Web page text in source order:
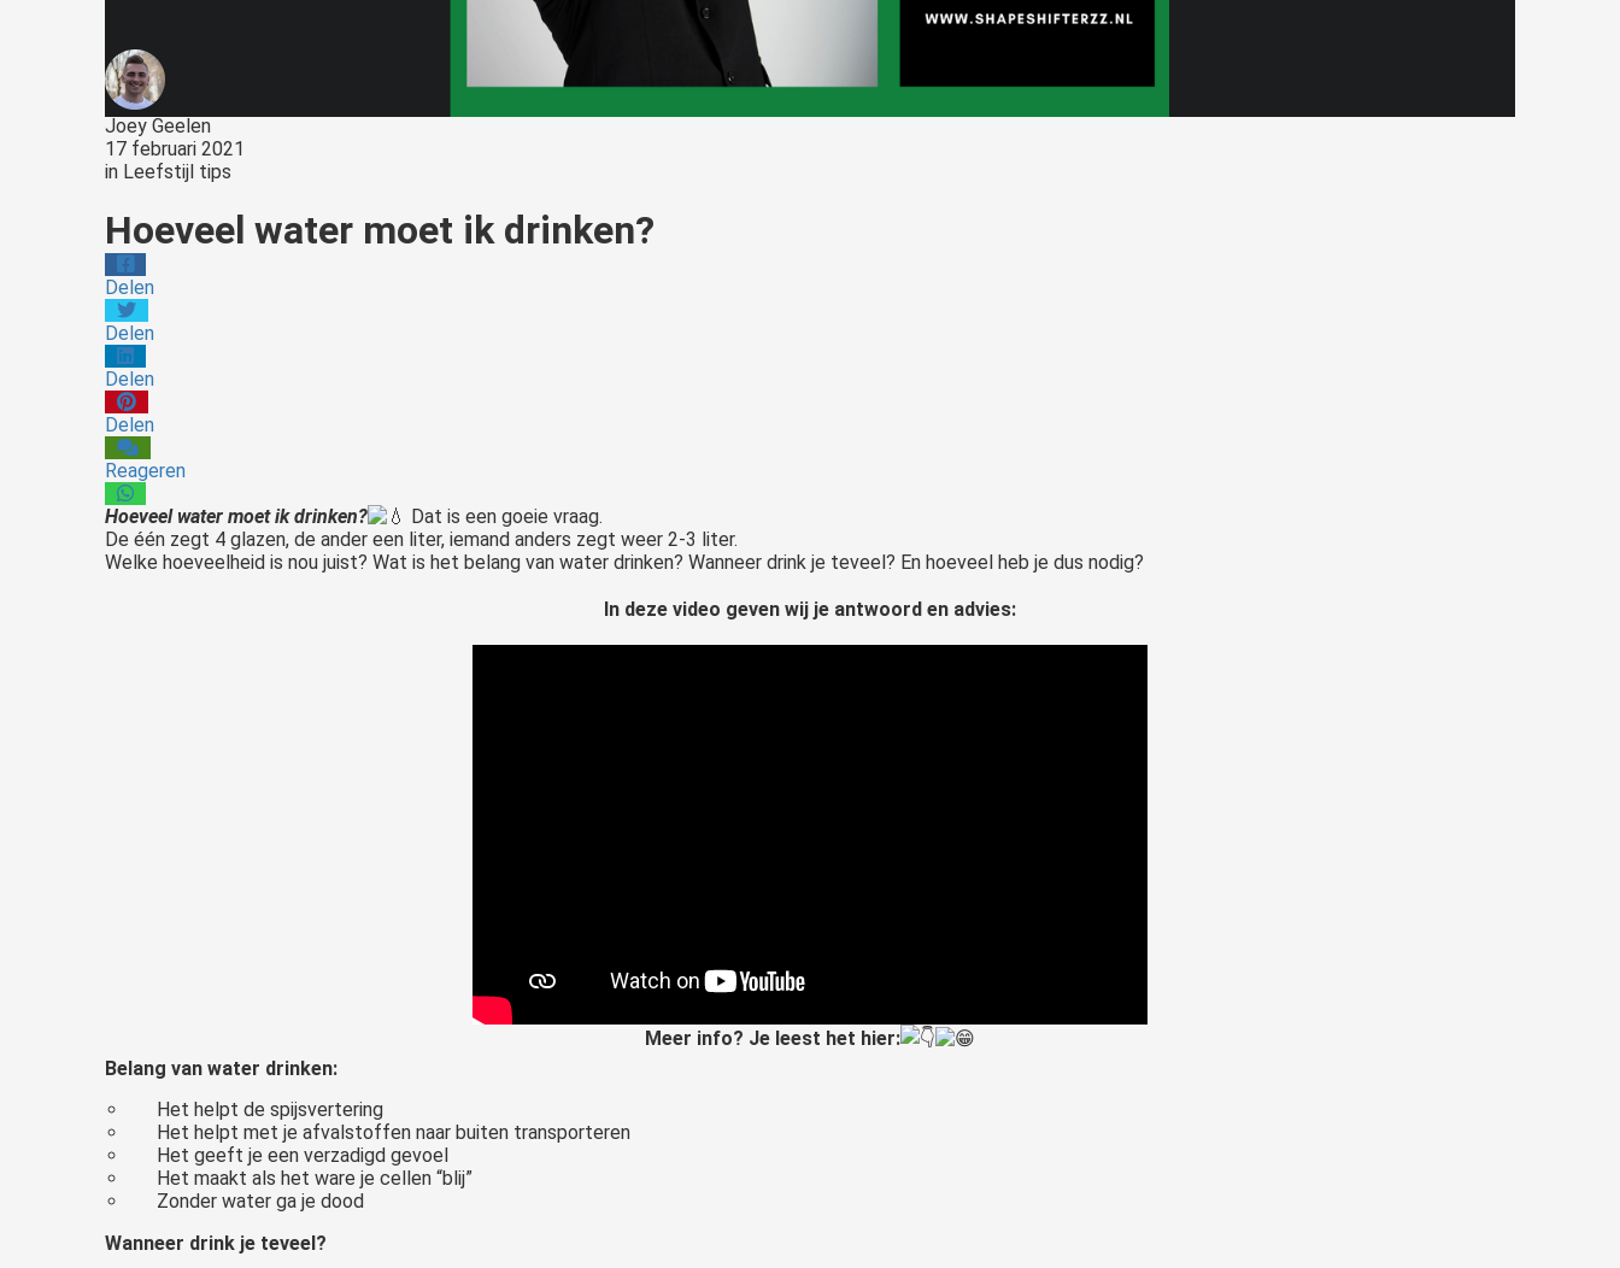
Joey Geelen
17 februari 2021
in Leefstijl tips
Hoeveel water moet ik drinken?
Delen
Delen
Delen
Delen
Reageren
Hoeveel water moet ik drinken?
Dat is een goeie vraag.
De één zegt 4 glazen, de ander een liter, iemand anders zegt weer 2-3 liter.
Welke hoeveelheid is nou juist? Wat is het belang van water drinken? Wanneer drink je teveel? En hoeveel heb je dus nodig?
In deze video geven wij je antwoord en advies:
Meer info? Je leest het hier:
Belang van water drinken:
Het helpt de spijsvertering
Het helpt met je afvalstoffen naar buiten transporteren
Het geeft je een verzadigd gevoel
Het maakt als het ware je cellen “blij”
Zonder water ga je dood
Wanneer drink je teveel?